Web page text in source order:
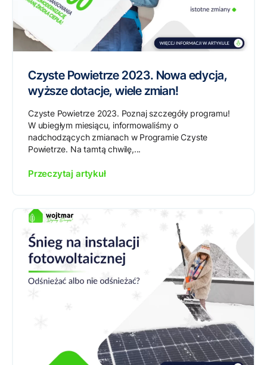
Czyste Powietrze 2023. Nowa edycja,
wyższe dotacje, wiele zmian!
Czyste Powietrze 2023. Poznaj szczegóły programu!
W ubiegłym miesiącu, informowaliśmy o
nadchodzących zmianach w Programie Czyste
Powietrze. Na tamtą chwilę,...
Przeczytaj artykuł